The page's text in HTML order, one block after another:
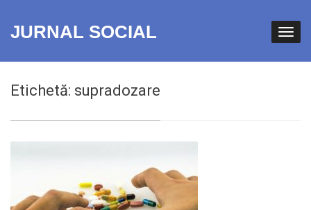
JURNAL SOCIAL
Etichetă: supradozare